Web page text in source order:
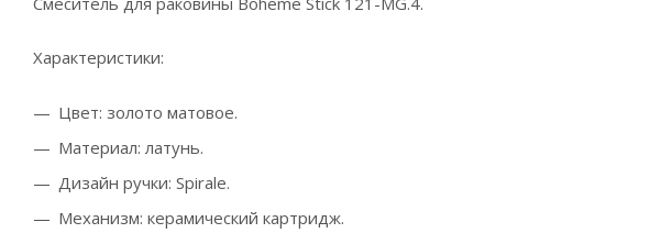
Характеристики:
Цвет: золото матовое.
Материал: латунь.
Дизайн ручки: Spirale.
Механизм: керамический картридж.